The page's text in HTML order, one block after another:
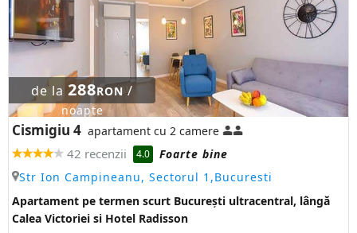
de la 288RON /
noapte
Cismigiu 4 apartament cu 2 camere
42 recenzii 4.0
Foarte bine
Str Ion Campineanu, Sectorul 1,Bucuresti
Apartament pe termen scurt București ultracentral, lângă
Calea Victoriei si Hotel Radisson